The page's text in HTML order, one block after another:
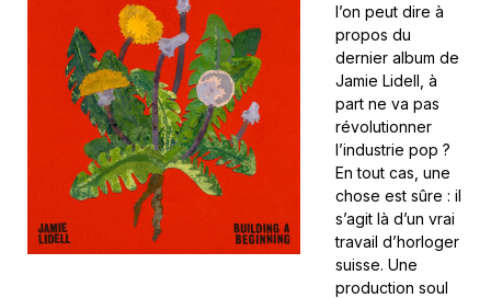
l’on peut dire à
propos du
dernier album de
Jamie Lidell, à
part ne va pas
révolutionner
l’industrie pop ?
En tout cas, une
chose est sûre : il
s’agit là d’un vrai
travail d’horloger
suisse. Une
production soul